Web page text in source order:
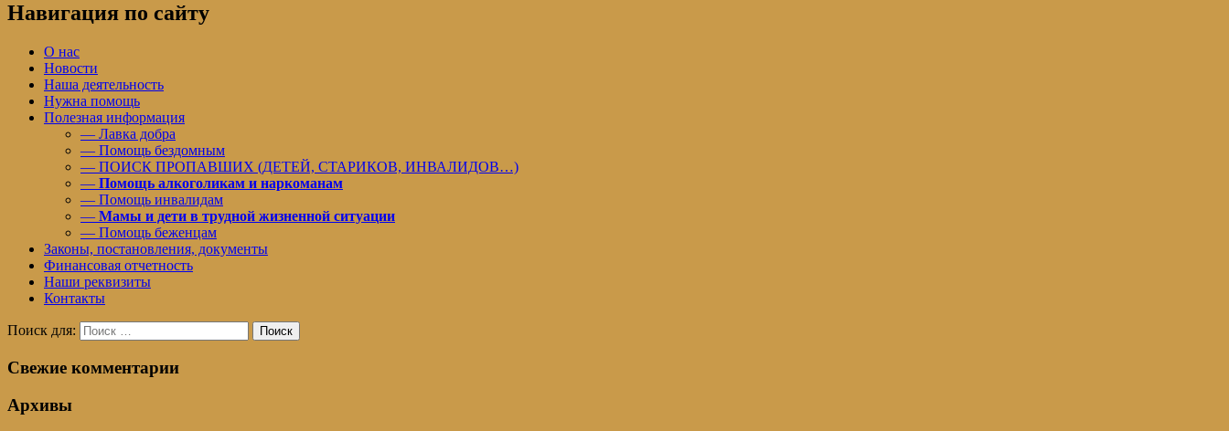
Навигация по сайту
О нас
Новости
Наша деятельность
Нужна помощь
Полезная информация
— Лавка добра
— Помощь бездомным
— ПОИСК ПРОПАВШИХ (ДЕТЕЙ, СТАРИКОВ, ИНВАЛИДОВ…)
— Помощь алкоголикам и наркоманам
— Помощь инвалидам
— Мамы и дети в трудной жизненной ситуации
— Помощь беженцам
Законы, постановления, документы
Финансовая отчетность
Наши реквизиты
Контакты
Поиск для: Поиск
Свежие комментарии
Архивы